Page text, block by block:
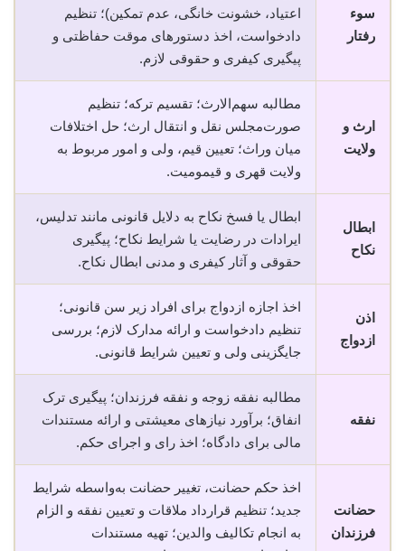
سوء
رفتار
اعتیاد، خشونت خانگی، عدم تمکین)؛ تنظیم
دادخواست، اخذ دستورهای موقت حفاظتی و
پیگیری کیفری و حقوقی لازم.
ارث و
ولایت
مطالبه سهم‌الارث؛ تقسیم ترکه؛ تنظیم
صورت‌مجلس نقل و انتقال ارث؛ حل اختلافات
میان وراث؛ تعیین قیم، ولی و امور مربوط به
ولایت قهری و قیمومیت.
ابطال
نکاح
ابطال یا فسخ نکاح به دلایل قانونی مانند تدلیس،
ایرادات در رضایت یا شرایط نکاح؛ پیگیری
حقوقی و آثار کیفری و مدنی ابطال نکاح.
اذن
ازدواج
اخذ اجازه ازدواج برای افراد زیر سن قانونی؛
تنظیم دادخواست و ارائه مدارک لازم؛ بررسی
جایگزینی ولی و تعیین شرایط قانونی.
نفقه
مطالبه نفقه زوجه و نفقه فرزندان؛ پیگیری ترک
انفاق؛ برآورد نیازهای معیشتی و ارائه مستندات
مالی برای دادگاه؛ اخذ رای و اجرای حکم.
حضانت
فرزندان
اخذ حکم حضانت، تغییر حضانت به‌واسطه شرایط
جدید؛ تنظیم قرارداد ملاقات و تعیین نفقه و الزام
به انجام تکالیف والدین؛ تهیه مستندات